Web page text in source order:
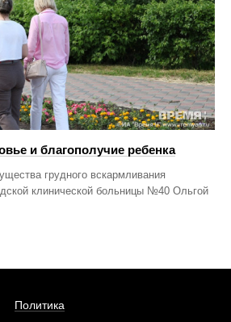
и благополучие ребенка
грудного вскармливания
клинической больницы №40 Ольгой
Политика